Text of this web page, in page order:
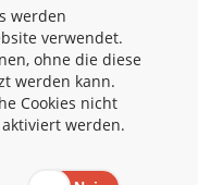
werden
verwendet.
ohne die diese
werden kann.
Cookies nicht
werden.